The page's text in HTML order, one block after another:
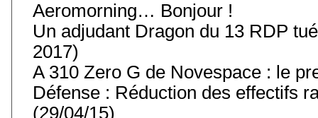
Aeromorning… Bonjour !
Un adjudant Dragon du 13 RDP
2017)
A 310 Zero G de Novespace : le
Défense : Réduction des effectifs
(29/04/15)